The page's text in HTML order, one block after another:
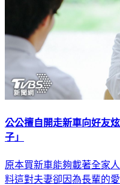
公公擅自開走新車向好友
子」
原本買新車能夠載著全家
料這對夫妻卻因為長輩的